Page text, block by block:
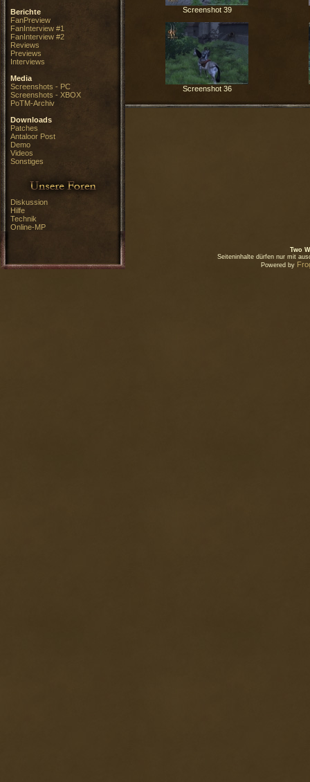
Berichte
FanPreview
FanInterview #1
FanInterview #2
Reviews
Previews
Interviews
Media
Screenshots - PC
Screenshots - XBOX
PoTM-Archiv
Downloads
Patches
Antaloor Post
Demo
Videos
Sonstiges
Diskussion
Hilfe
Technik
Online-MP
Screenshot 39
Screenshot 36
Two
Seiteninhalte dürfen nur mit
Powered by